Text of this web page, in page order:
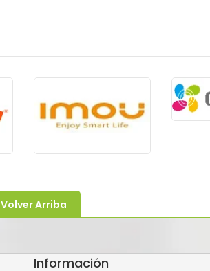
Información
Volver Arriba